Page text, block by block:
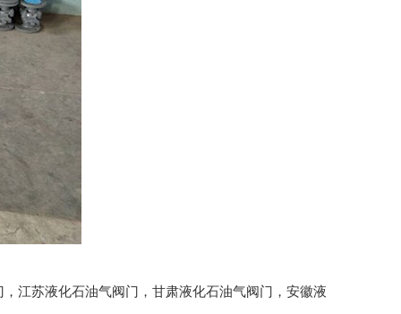
， 江苏液化石油气阀门 ， 甘肃液化石油气阀门 ， 安徽液